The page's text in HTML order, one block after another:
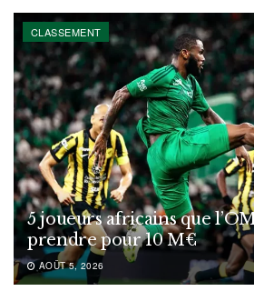
CLASSEMENT
5 joueurs africains que
prendre pour 10 M€
AOÛT 5, 2026